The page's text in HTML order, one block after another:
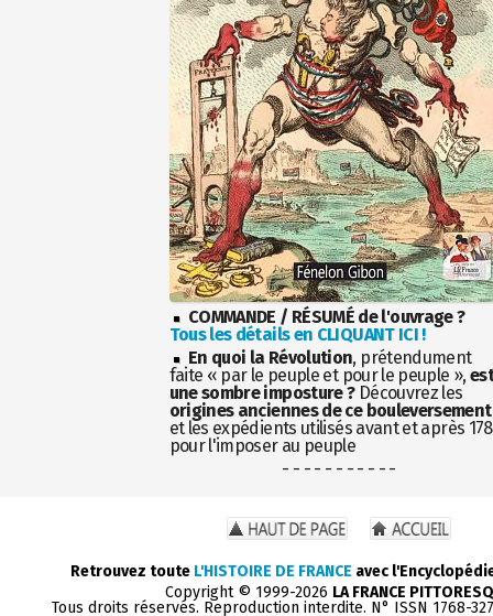
COMMANDE / RÉSUMÉ de l'ouvrage ?
Tous les détails en CLIQUANT ICI !
En quoi la Révolution, prétendument
faite « par le peuple et pour le peuple »,
une sombre imposture ?Découvrez les
origines anciennes de ce bouleversement
et les expédients utilisés avant et après
pour l'imposer au peuple
- - - - - - - - - - -
Retrouvez toute L'HISTOIRE DE FRANCE avec
Copyright © 1999-2026 LA FRANCE
Tous droits réservés. Reproduction interdite. N° ISSN 1768-